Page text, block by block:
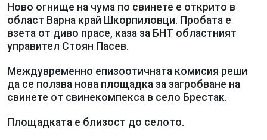
Ново огнище на чума по свинете е открито в
област Варна край Шкорпиловци. Пробата е
взета от диво прасе, каза за БНТ областният
управител Стоян Пасев.
Междувременно епизоотичната комисия реши
да се ползва нова площадка за загробване на
свинете от свинекомпекса в село Брестак.
Площадката е близост до селото.